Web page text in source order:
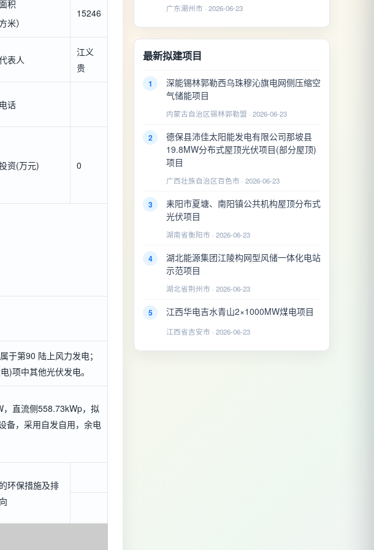
积
米）
15246
表人
江义
贵
话
资(万元) 0
于第90 陆上风力发电；
)项中其他光伏发电。
直流侧558.73kWp，拟
备，采用自发自用，余电
环保措施及排
广东潮州市 · 2026-06-23
最新拟建项目
1
深能锡林郭勒西乌珠穆沁旗电网侧压缩空
气储能项目
内蒙古自治区锡林郭勒盟 · 2026-06-23
2
德保县沛佳太阳能发电有限公司那坡县
19.8MW分布式屋顶光伏项目(部分屋顶)
项目
广西壮族自治区百色市 · 2026-06-23
3
耒阳市夏塘、南阳镇公共机构屋顶分布式
光伏项目
湖南省衡阳市 · 2026-06-23
4
湖北能源集团江陵构网型风储一体化电站
示范项目
湖北省荆州市 · 2026-06-23
5 江西华电吉水青山2×1000MW煤电项目
江西省吉安市 · 2026-06-23